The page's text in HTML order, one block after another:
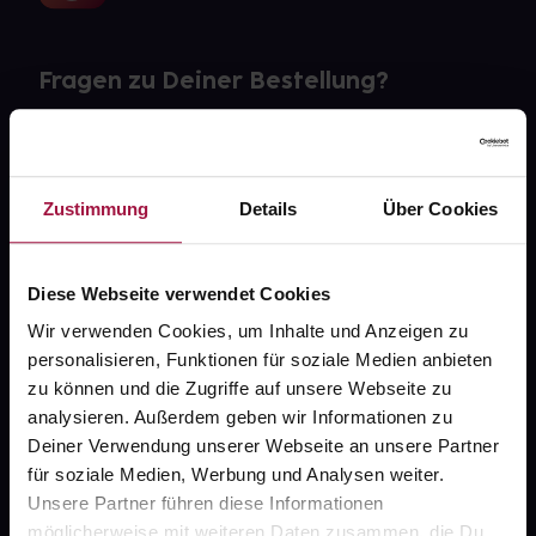
Zustimmung Details Über Cookies
Diese Webseite verwendet Cookies
Wir verwenden Cookies, um Inhalte und Anzeigen zu
personalisieren, Funktionen für soziale Medien anbieten
zu können und die Zugriffe auf unsere Webseite zu
analysieren. Außerdem geben wir Informationen zu
Deiner Verwendung unserer Webseite an unsere Partner
für soziale Medien, Werbung und Analysen weiter.
Unsere Partner führen diese Informationen
Fragen zu Deiner Bestellung?
Über uns
Karriere